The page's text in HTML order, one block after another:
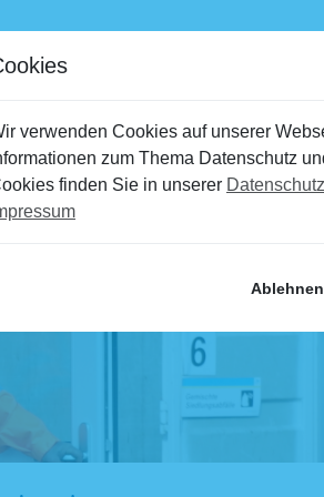
verwenden Cookies auf unserer
zum Thema Datenschutz
finden Sie in unserer
Ablehnen
Recyclinghöfe